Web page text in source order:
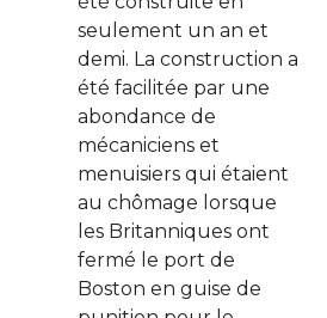
seulement un an et
demi. La construction a
été facilitée par une
abondance de
mécaniciens et
menuisiers qui étaient
au chômage lorsque
les Britanniques ont
fermé le port de
Boston en guise de